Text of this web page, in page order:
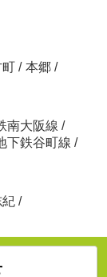
町 / 本郷 /
南大阪線 /
下鉄谷町線 /
紀 /